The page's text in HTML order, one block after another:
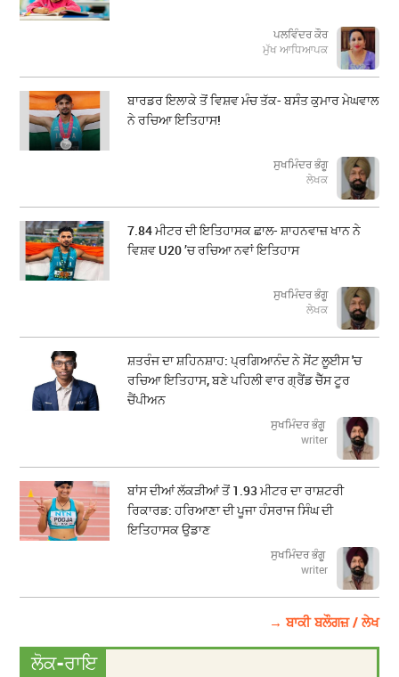
ਪਲਵਿੰਦਰ ਕੌਰ
ਮੁੱਖ ਆਧਿਆਪਕ
ਬਾਰਡਰ ਇਲਾਕੇ ਤੋਂ ਵਿਸ਼ਵ ਮੰਚ ਤੱਕ- ਬਸੰਤ ਕੁਮਾਰ ਮੇਘਵਾਲ
ਨੇ ਰਚਿਆ ਇਤਿਹਾਸ!
ਸੁਖਮਿੰਦਰ ਭੰਗੂ
ਲੇਖਕ
7.84 ਮੀਟਰ ਦੀ ਇਤਿਹਾਸਕ ਛਾਲ- ਸ਼ਾਹਨਵਾਜ਼ ਖਾਨ ਨੇ
ਵਿਸ਼ਵ U20 ’ਚ ਰਚਿਆ ਨਵਾਂ ਇਤਿਹਾਸ
ਸੁਖਮਿੰਦਰ ਭੰਗੂ
ਲੇਖਕ
ਸ਼ਤਰੰਜ ਦਾ ਸ਼ਹਿਨਸ਼ਾਹ: ਪ੍ਰਗਿਆਨੰਦ ਨੇ ਸੇਂਟ ਲੂਈਸ 'ਚ
ਰਚਿਆ ਇਤਿਹਾਸ, ਬਣੇ ਪਹਿਲੀ ਵਾਰ ਗ੍ਰੈਂਡ ਚੈੱਸ ਟੂਰ
ਚੈਂਪੀਅਨ
ਸੁਖਮਿੰਦਰ ਭੰਗੂ
writer
ਬਾਂਸ ਦੀਆਂ ਲੱਕੜੀਆਂ ਤੋਂ 1.93 ਮੀਟਰ ਦਾ ਰਾਸ਼ਟਰੀ
ਰਿਕਾਰਡ: ਹਰਿਆਣਾ ਦੀ ਪੂਜਾ ਹੰਸਰਾਜ ਸਿੰਘ ਦੀ
ਇਤਿਹਾਸਕ ਉਡਾਣ
ਸੁਖਮਿੰਦਰ ਭੰਗੂ
writer
→ ਬਾਕੀ ਬਲੌਗਜ਼ / ਲੇਖ
ਲੋਕ-ਰਾਇ